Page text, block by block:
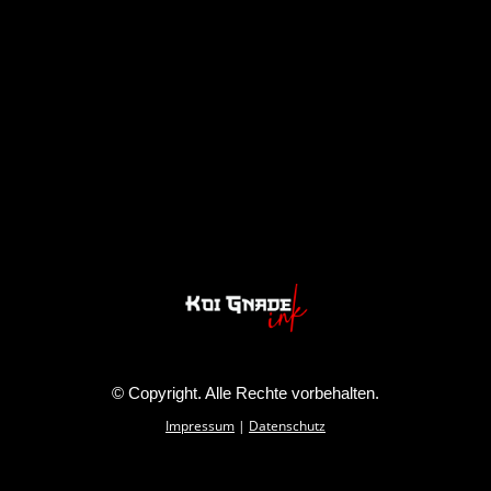
© Copyright. Alle Rechte vorbehalten.
Impressum | Datenschutz